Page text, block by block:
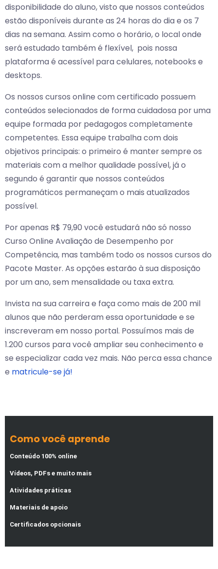
disponibilidade do aluno, visto que nossos conteúdos
estão disponíveis durante as 24 horas do dia e os 7
dias na semana. Assim como o horário, o local onde
será estudado também é flexível, pois nossa
plataforma é acessível para celulares, notebooks e
desktops.
Os nossos cursos online com certificado possuem
conteúdos selecionados de forma cuidadosa por uma
equipe formada por pedagogos completamente
competentes. Essa equipe trabalha com dois
objetivos principais: o primeiro é manter sempre os
materiais com a melhor qualidade possível, já o
segundo é garantir que nossos conteúdos
programáticos permaneçam o mais atualizados
possível.
Por apenas R$ 79,90 você estudará não só nosso
Curso Online Avaliação de Desempenho por
Competência, mas também todo os nossos cursos do
Pacote Master. As opções estarão à sua disposição
por um ano, sem mensalidade ou taxa extra.
Invista na sua carreira e faça como mais de 200 mil
alunos que não perderam essa oportunidade e se
inscreveram em nosso portal. Possuímos mais de
1.200 cursos para você ampliar seu conhecimento e
se especializar cada vez mais. Não perca essa chance
e matricule-se já!
Como você aprende
Conteúdo 100% online
Vídeos, PDFs e muito mais
Atividades práticas
Materiais de apoio
Certificados opcionais